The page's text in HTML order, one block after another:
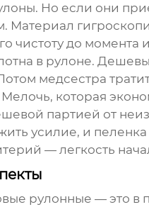
Но если они
Материал
чистоту до момента
в рулоне.
медсестра
которая
партией от
усилие, и
— легкость
рулонные — это